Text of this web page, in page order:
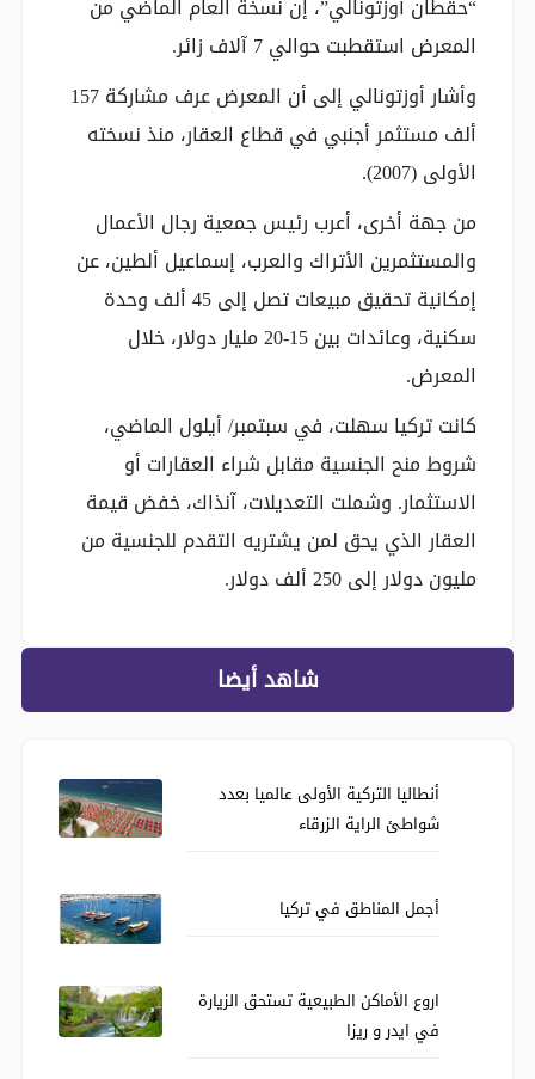
“حقطان أوزتونالي”، إن نسخة العام الماضي من
المعرض استقطبت حوالي 7 آلاف زائر.
وأشار أوزتونالي إلى أن المعرض عرف مشاركة 157
ألف مستثمر أجنبي في قطاع العقار، منذ نسخته
الأولى (2007).
من جهة أخرى، أعرب رئيس جمعية رجال الأعمال
والمستثمرين الأتراك والعرب، إسماعيل ألطين، عن
إمكانية تحقيق مبيعات تصل إلى 45 ألف وحدة
سكنية، وعائدات بين 15-20 مليار دولار، خلال
المعرض.
كانت تركيا سهلت، في سبتمبر/ أيلول الماضي،
شروط منح الجنسية مقابل شراء العقارات أو
الاستثمار. وشملت التعديلات، آنذاك، خفض قيمة
العقار الذي يحق لمن يشتريه التقدم للجنسية من
مليون دولار إلى 250 ألف دولار.
شاهد أيضا
أنطاليا التركية الأولى عالميا بعدد
شواطئ الراية الزرقاء
أجمل المناطق في تركيا
اروع الأماكن الطبيعية تستحق الزيارة
في ايدر و ريزا